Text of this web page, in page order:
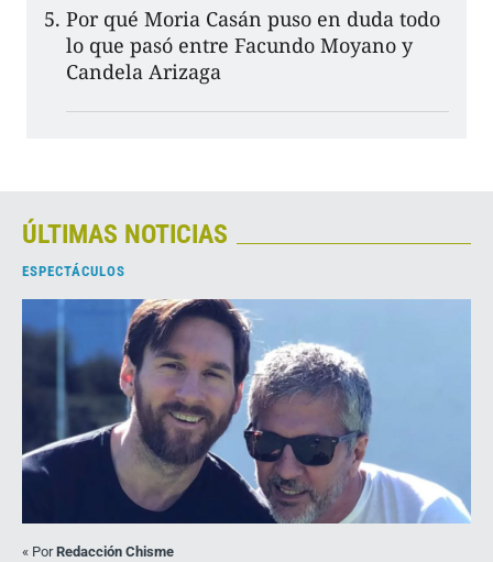
Por qué Moria Casán puso en duda todo
lo que pasó entre Facundo Moyano y
Candela Arizaga
ÚLTIMAS NOTICIAS
ESPECTÁCULOS
« PorRedacción Chisme